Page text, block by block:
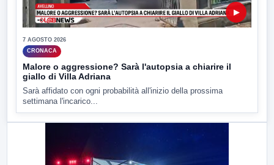
▶
7 AGOSTO 2026
CRONACA
Malore o aggressione? Sarà l'autopsia a chiarire il
giallo di Villa Adriana
Sarà affidato con ogni probabilità all'inizio della prossima
settimana l'incarico...